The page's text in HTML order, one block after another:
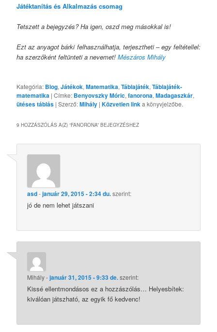
Játéktanítás és Alkalmazás csomag
Tetszett a bejegyzés? Ha igen, oszd meg másokkal is!
Ezt az anyagot bárki felhasználhatja, terjesztheti – egy feltétellel:
ha szerzőként feltünteti a nevemet! Mészáros Mihály
Kategória: Blog,Játékok,Matematika,Táblajáték,Táblajáték-
matematika | Címke: Benyovszky Móric,fanorona,Madagaszkár,
ütéses táblás | Szerző:Mihály |Közvetlen linka könyvjelzőbe.
9 HOZZÁSZÓLÁS A(Z) “FANORONA” BEJEGYZÉSHEZ
asd-január 29, 2015 - 2:34 du.szerint:
jó de nem lehet játszani
Mihály-január 31, 2015 - 9:33 de.szerint:
Kissé ellentmondásos ez a hozzászólás… Helyesbítek:
kiválóan játszható, az egyik fő kedvenc!